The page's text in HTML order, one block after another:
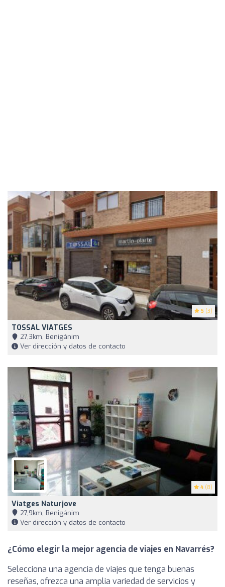
5 (3)
TOSSAL VIATGES
27,3km, Benigánim
Ver dirección y datos de contacto
4 (8)
Viatges Naturjove
27,9km, Benigánim
Ver dirección y datos de contacto
¿Cómo elegir la mejor agencia de viajes en Navarrés?
Selecciona una agencia de viajes que tenga buenas
reseñas, ofrezca una amplia variedad de servicios y